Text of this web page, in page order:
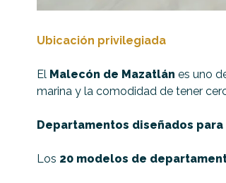
Ubicación privilegiada
El Malecón de Mazatlán es uno
marina y la comodidad de tener
Departamentos diseñados
Los 20 modelos de